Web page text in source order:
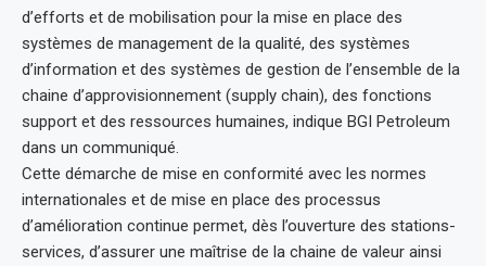
d’efforts et de mobilisation pour la mise en place des
systèmes de management de la qualité, des systèmes
d’information et des systèmes de gestion de l’ensemble de la
chaine d’approvisionnement (supply chain), des fonctions
support et des ressources humaines, indique BGI Petroleum
dans un communiqué.
Cette démarche de mise en conformité avec les normes
internationales et de mise en place des processus
d’amélioration continue permet, dès l’ouverture des stations-
services, d’assurer une maîtrise de la chaine de valeur ainsi